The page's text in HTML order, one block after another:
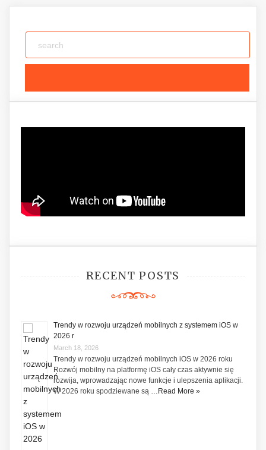
RECENT POSTS
Trendy w rozwoju urządzeń mobilnych z systemem iOS w
2026 r
March 18, 2026
Trendy w rozwoju urządzeń mobilnych iOS w 2026 roku
Rozwój mobilny na platformę iOS cały czas aktywnie się
rozwija, wprowadzając nowe funkcje i ulepszenia aplikacji.
W 2026 roku spodziewane są … Read More »